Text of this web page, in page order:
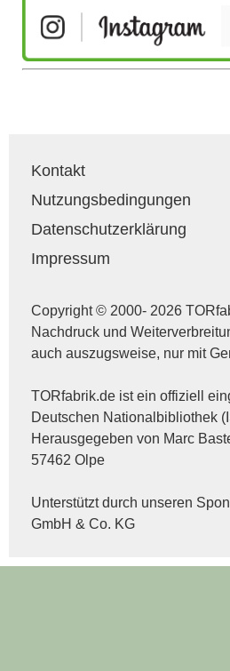
Kontakt
Nutzungsbedingungen
Datenschutzerklärung
Impressum
Copyright © 2000- 2026
Nachdruck und
auch auszugsweise, nur mit
TORfabrik.de ist ein offiziell
Deutschen Nationalbibliothek
Herausgegeben von Marc
57462 Olpe
Unterstützt durch unseren
GmbH & Co. KG